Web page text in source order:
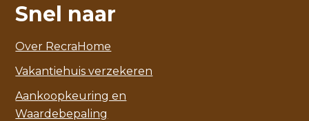
Snel naar
Over RecraHome
Vakantiehuis verzekeren
Aankoopkeuring en
Waardebepaling